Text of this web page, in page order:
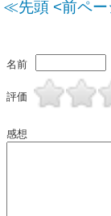
≪先頭 <前ペー
名前
評価
感想